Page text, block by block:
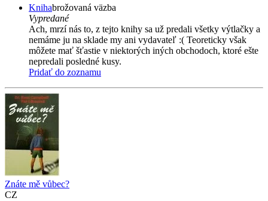
Knihabrožovaná väzba
Vypredané
Ach, mrzí nás to, z tejto knihy sa už predali všetky výtlačky a
nemáme ju na sklade my ani vydavateľ :( Teoreticky však
môžete mať šťastie v niektorých iných obchodoch, ktoré ešte
nepredali posledné kusy.
Pridať do zoznamu
Znáte mě vůbec?
CZ